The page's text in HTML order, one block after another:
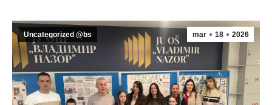
mar 18 2026
Uncategorized @bs